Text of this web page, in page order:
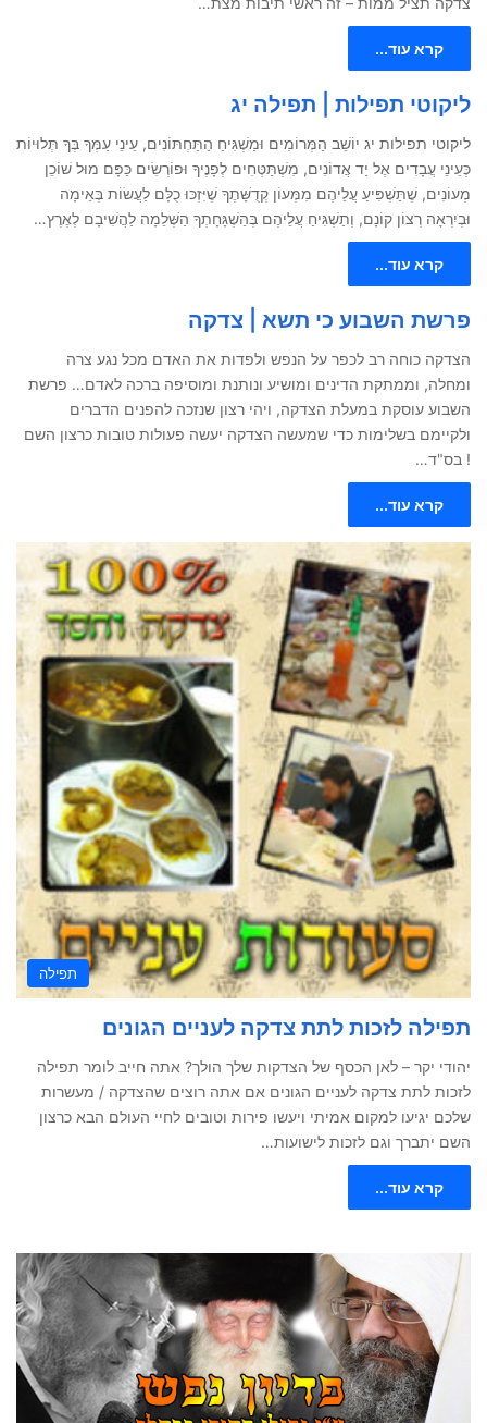
קרא עוד...
ליקוטי תפילות | תפילה יג
ליקוטי תפילות יג יוֹשֵׁב הַמְּרוֹמִים וּמַשְׁגִּיחַ הַתַּחְתּוֹנִים, עֵינֵי עַמְּךָ בְּךָ תְּלוּיוֹת
כְּעֵינֵי עֲבָדִים אֶל יַד אֲדוֹנִים, מִשְׁתַּטְּחִים לְפָנֶיךָ וּפוֹרְשִׂים כַּפָּם מוּל שׁוֹכֵן
מְעוֹנִים, שֶׁתַּשְׁפִּיעַ עֲלֵיהֶם מִמְּעוֹן קְדֻשָּׁתֶךָ שֶׁיִּזְכּוּ כֻלָּם לַעֲשׂוֹת בְּאֵימָה
וּבְיִרְאָה רְצוֹן קוֹנָם, וְתַשְׁגִּיחַ עֲלֵיהֶם בְּהַשְׁגָּחָתְךָ הַשְּׁלֵמָה לַהֲשִׁיבָם לְאֶרֶץ…
קרא עוד...
פרשת השבוע כי תשא | צדקה
הצדקה כוחה רב לכפר על הנפש ולפדות את האדם מכל נגע צרה
ומחלה, וממתקת הדינים ומושיע ונותנת ומוסיפה ברכה לאדם… פרשת
השבוע עוסקת במעלת הצדקה, ויהי רצון שנזכה להפנים הדברים
ולקיימם בשלימות כדי שמעשה הצדקה יעשה פעולות טובות כרצון השם
! בס"ד…
קרא עוד...
תפילה
תפילה לזכות לתת צדקה לעניים הגונים
יהודי יקר – לאן הכסף של הצדקות שלך הולך? אתה חייב לומר תפילה
לזכות לתת צדקה לעניים הגונים אם אתה רוצים שהצדקה / מעשרות
שלכם יגיעו למקום אמיתי ויעשו פירות וטובים לחיי העולם הבא כרצון
השם יתברך וגם לזכות לישועות…
קרא עוד...